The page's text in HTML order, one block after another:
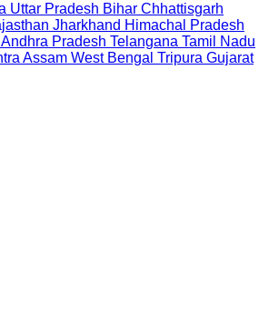
Uttar Pradesh Bihar Chhattisgarh
Jharkhand Himachal Pradesh
Andhra Pradesh Telangana Tamil Nadu
Assam West Bengal Tripura Gujarat